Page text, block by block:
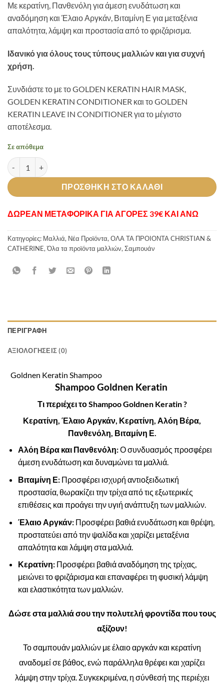
Με κερατίνη, Πανθενόλη για άμεση ενυδάτωση και
αναδόμηση και Έλαιο Αργκάν, Βιταμίνη Ε για μεταξένια
απαλότητα, λάμψη και προστασία από το φριζάρισμα.
Ιδανικό για όλους τους τύπους μαλλιών και για συχνή
χρήση.
Συνδιάστε το με το GOLDEN KERATIN HAIR MASK,
GOLDEN KERATIN CONDITIONER και το GOLDEN
KERATIN LEAVE IN CONDITIONER για το μέγιστο
αποτέλεσμα.
Σε απόθεμα
Goldnen Keratin Shampoo ποσότητα
ΠΡΟΣΘΉΚΗ ΣΤΟ ΚΑΛΆΘΙ
ΔΩΡΕΑΝ ΜΕΤΑΦΟΡΙΚΑ ΓΙΑ ΑΓΟΡΕΣ 39€ ΚΑΙ ΑΝΩ
Κατηγορίες: Μαλλιά, Νέα Προϊόντα, ΟΛΑ ΤΑ ΠΡΟΙΟΝΤΑ CHRISTIAN &
CATHERINE,Όλα τα προϊόντα μαλλιών, Σαμπουάν
ΠΕΡΙΓΡΑΦΉ
ΑΞΙΟΛΟΓΉΣΕΙΣ (0)
Goldnen Keratin Shampoo
ShampooGoldnen Keratin
Τι περιέχει το Shampoo Goldnen Keratin ?
Κερατίνη, Έλαιο Αργκάν, Κερατίνη, Αλόη Βέρα,
Πανθενόλη, Βιταμίνη Ε.
Αλόη Βέρα και Πανθενόλη:Ο συνδυασμός προσφέρει
άμεση ενυδάτωση και δυναμώνει τα μαλλιά.
Βιταμίνη Ε:Προσφέρει ισχυρή αντιοξειδωτική
προστασία, θωρακίζει την τρίχα από τις εξωτερικές
επιθέσεις και προάγει την υγιή ανάπτυξη των μαλλιών.
Έλαιο Αργκάν:Προσφέρει βαθιά ενυδάτωση και θρέψη,
προστατεύει από την ψαλίδα και χαρίζει μεταξένια
απαλότητα και λάμψη στα μαλλιά.
Κερατίνη:Προσφέρει βαθιά αναδόμηση της τρίχας,
μειώνει το φριζάρισμα και επαναφέρει τη φυσική λάμψη
και ελαστικότητα των μαλλιών.
Δώσε στα μαλλιά σου την πολυτελή φροντίδα που τους
αξίζουν!
Το σαμπουάν μαλλιών με έλαιο αργκάν και κερατίνη
αναδομεί σε βάθος, ενώ παράλληλα θρέφει και χαρίζει
λάμψη στην τρίχα. Συγκεκριμένα, η σύνθεσή της περιέχει